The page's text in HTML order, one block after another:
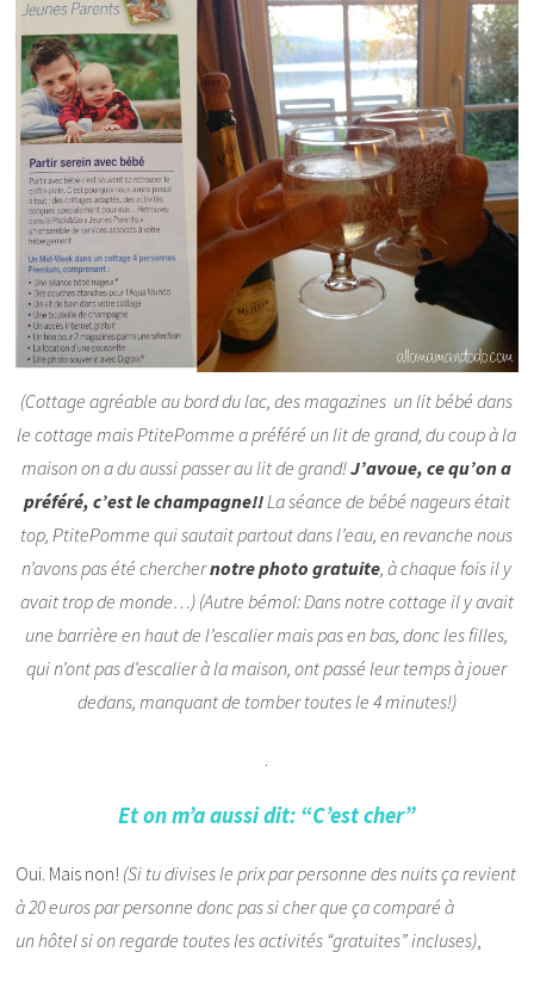
(Cottage agréable au bord du lac, des magazines un lit bébé dans
le cottage mais PtitePomme a préféré un lit de grand, du coup à la
maison on a du aussi passer au lit de grand!J’avoue, ce qu’on a
préféré, c’est le champagne!!La séance de bébé nageurs était
top, PtitePomme qui sautait partout dans l’eau, en revanche nous
n’avons pas été cherchernotre photo gratuite, à chaque fois il y
avait trop de monde…) (Autre bémol: Dans notre cottage il y avait
une barrière en haut de l’escalier mais pas en bas, donc les filles,
qui n’ont pas d’escalier à la maison, ont passé leur temps à jouer
dedans, manquant de tomber toutes le 4 minutes!)
Et on m’a aussi dit: “C’est cher”
Oui. Mais non! (Si tu divises le prix par personne des nuits ça revient
à 20 euros par personne donc pas si cher que ça comparé à
un hôtel si on regarde toutes les activités “gratuites” incluses)